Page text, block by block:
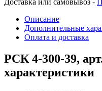
Описание
Дополнительные
Оплата и доставка
РСК 4-300-39,
характеристики